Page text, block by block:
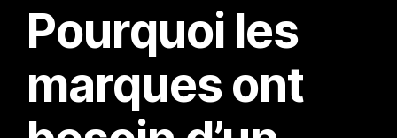
Pourquoi les
marques ont